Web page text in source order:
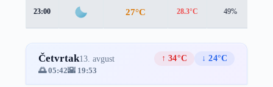
23:00 27°C 28.3°C 49%
Četvrtak13. avgust ↑ 34°C
↓ 24°C
🌅 05:42🌇 19:53